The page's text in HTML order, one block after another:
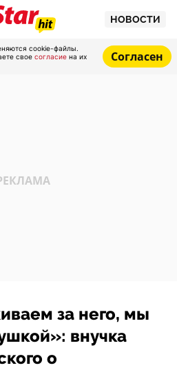
НОВОСТИ
cookie-файлы.
свое согласие на их
Согласен
за него, мы
внучка
о